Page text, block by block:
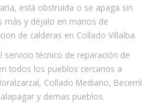
está obstruida o se apaga sin
más y déjalo en manos de
de calderas en Collado Villalba.
técnico de reparación de
todos los pueblos cercanos a
Collado Mediano, Becerril
y demas pueblos.